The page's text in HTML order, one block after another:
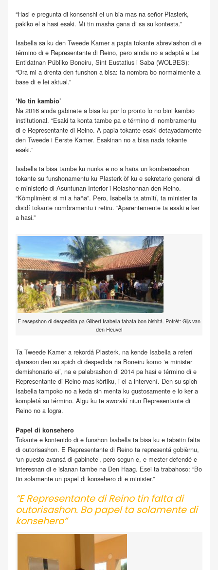
“Hasi e pregunta di konsenshi ei un bia mas na señor Plasterk,
pakiko el a hasi esaki. Mi tin masha gana di sa su kontesta.”
Isabella sa ku den Tweede Kamer a papia tokante abreviashon di e
término di e Representante di Reino, pero ainda no a adaptá e Lei
Entidatnan Públiko Boneiru, Sint Eustatius i Saba (WOLBES):
“Ora mi a drenta den funshon a bisa: ta nombra bo normalmente a
base di e lei aktual.”
‘No tin kambio’
Na 2016 ainda gabinete a bisa ku por lo pronto lo no bini kambio
institutional. “Esaki ta konta tambe pa e término di nombramentu
di e Representante di Reino. A papia tokante esaki detayadamente
den Tweede i Eerste Kamer. Esakinan no a bisa nada tokante
esaki.”
Isabella ta bisa tambe ku nunka e no a haña un kombersashon
tokante su funshonamentu ku Plasterk òf ku e sekretario general di
e ministerio di Asuntunan Interior i Relashonnan den Reino.
“Kòmplimènt si mi a haña”. Pero, Isabella ta atmití, ta minister ta
disidí tokante nombramentu i retiru. “Aparentemente ta esaki e ker
a hasi.”
E resepshon di despedida pa Gilbert Isabella tabata bon bishitá. Potrèt: Gijs van
den Heuvel
Ta Tweede Kamer a rekordá Plasterk, na kende Isabella a referí
djarason den su spich di despedida na Boneiru komo ‘e minister
demishonario ei’, na e palabrashon di 2014 pa hasi e término di e
Representante di Reino mas kòrtiku, i el a intervení. Den su spich
Isabella tampoko no a keda sin menta ku gustosamente e lo ker a
kompletá su término. Algu ku te aworakí niun Representante di
Reino no a logra.
Papel di konsehero
Tokante e kontenido di e funshon Isabella ta bisa ku e tabatin falta
di outorisashon. E Representante di Reino ta representá gobièrnu,
‘un puesto avansá di gabinete’, pero segun e, e mester defendé e
interesnan di e islanan tambe na Den Haag. Esei ta trabahoso: “Bo
tin solamente un papel di konsehero di e minister.”
“E Representante di Reino tin falta di
outorisashon. Bo papel ta solamente di
konsehero”